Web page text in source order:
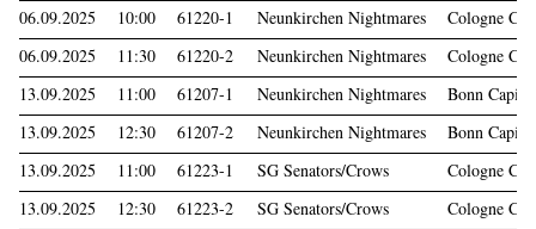
06.09.2025 10:00 61220-1 Neunkirchen Nightmares
Cologne
06.09.2025
11:30 61220-2 Neunkirchen Nightmares
Cologne
13.09.2025
11:00 61207-1 Neunkirchen Nightmares
Bonn
13.09.2025
12:30 61207-2 Neunkirchen Nightmares
Bonn
13.09.2025
11:00 61223-1 SG Senators/Crows
Cologne
13.09.2025
12:30 61223-2 SG Senators/Crows
Cologne